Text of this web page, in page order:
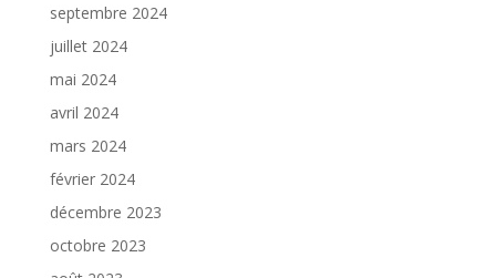
septembre 2024
juillet 2024
mai 2024
avril 2024
mars 2024
février 2024
décembre 2023
octobre 2023